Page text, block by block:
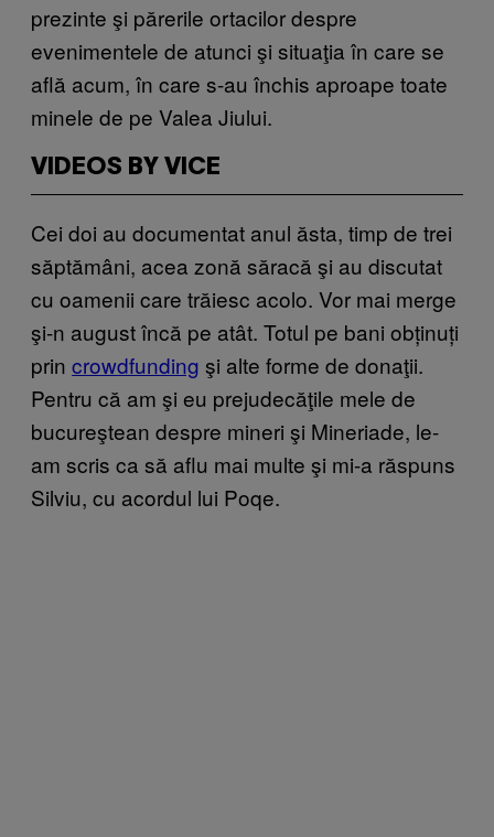
prezinte şi părerile ortacilor despre
evenimentele de atunci şi situaţia în care se
află acum, în care s-au închis aproape toate
minele de pe Valea Jiului.
VIDEOS BY VICE
Cei doi au documentat anul ăsta, timp de trei
săptămâni, acea zonă săracă şi au discutat
cu oamenii care trăiesc acolo. Vor mai merge
şi-n august încă pe atât. Totul pe bani obținuți
prin crowdfunding şi alte forme de donaţii.
Pentru că am şi eu prejudecăţile mele de
bucureştean despre mineri şi Mineriade, le-
am scris ca să aflu mai multe şi mi-a răspuns
Silviu, cu acordul lui Poqe.